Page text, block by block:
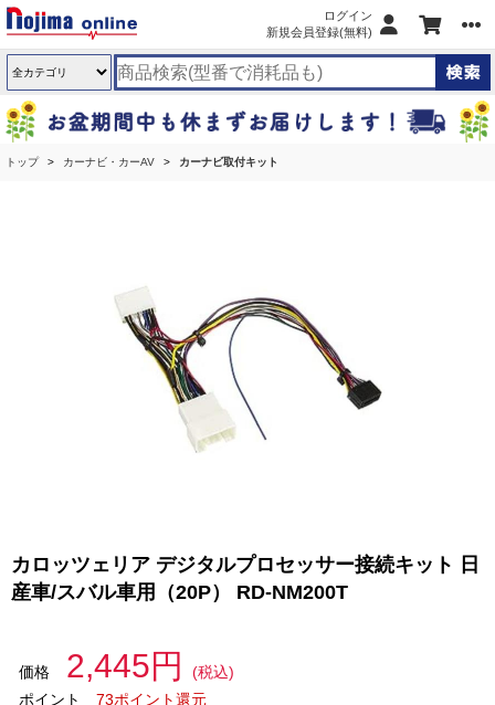
ログイン
新規会員登録(無料)
トップ カーナビ・カーAV カーナビ取付キット
カロッツェリア デジタルプロセッサー接続キット 日
産車/スバル車用（20P） RD-NM200T
価格 2,445円
(税込)
ポイント
73ポイント還元